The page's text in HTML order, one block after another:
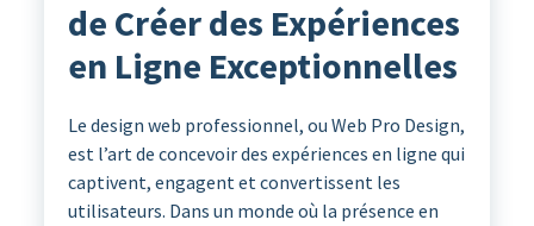
de Créer des Expériences
en Ligne Exceptionnelles
Le design web professionnel, ou Web Pro Design,
est l’art de concevoir des expériences en ligne qui
captivent, engagent et convertissent les
utilisateurs. Dans un monde où la présence en